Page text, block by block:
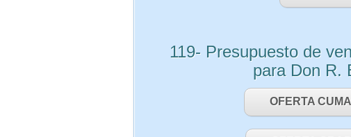
119- Presupuesto de
para Don R.
OFERTA